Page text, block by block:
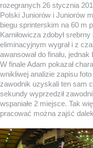
rozegranych 26 stycznia
Polski Juniorów i Juniorów
biegu sprinterskim na 60 m
Karniłowicza zdobył
eliminacyjnym wygrał i z
awansował do finału,
W finale Adam pokazał
wnikliwej analizie zapisu
zawodnik uzyskali ten sam
sekundy wyprzedził
wspaniałe 2 miejsce. Tak
pracować można zajść